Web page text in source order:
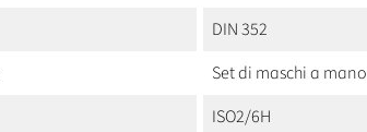
DIN 352
Set di maschi a mano
ISO2/6H